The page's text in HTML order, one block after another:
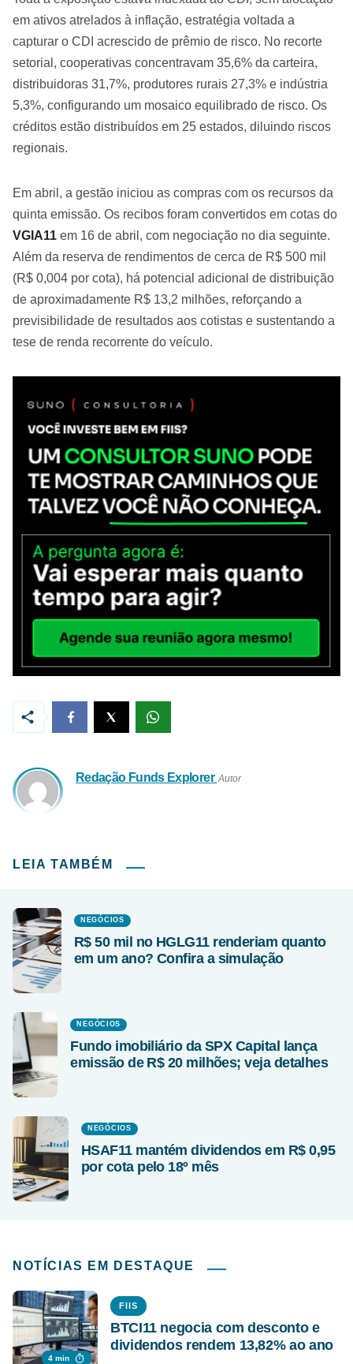
em ativos atrelados à inflação, estratégia voltada a
capturar o CDI acrescido de prêmio de risco. No recorte
setorial, cooperativas concentravam 35,6% da carteira,
distribuidoras 31,7%, produtores rurais 27,3% e indústria
5,3%, configurando um mosaico equilibrado de risco. Os
créditos estão distribuídos em 25 estados, diluindo riscos
regionais.
Em abril, a gestão iniciou as compras com os recursos da
quinta emissão. Os recibos foram convertidos em cotas do
VGIA11 em 16 de abril, com negociação no dia seguinte.
Além da reserva de rendimentos de cerca de R$ 500 mil
(R$ 0,004 por cota), há potencial adicional de distribuição
de aproximadamente R$ 13,2 milhões, reforçando a
previsibilidade de resultados aos cotistas e sustentando a
tese de renda recorrente do veículo.
Redação Funds Explorer Autor
LEIA TAMBÉM
NEGÓCIOS
R$ 50 mil no HGLG11 renderiam quanto
em um ano? Confira a simulação
NEGÓCIOS
Fundo imobiliário da SPX Capital lança
emissão de R$ 20 milhões; veja detalhes
NEGÓCIOS
HSAF11 mantém dividendos em R$ 0,95
por cota pelo 18º mês
NOTÍCIAS EM DESTAQUE
4 min
FIIS
BTCI11 negocia com desconto e
dividendos rendem 13,82% ao ano